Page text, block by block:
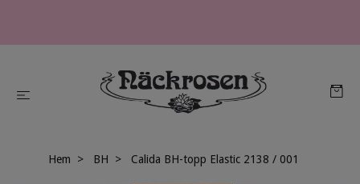
Hem BH Calida BH-topp Elastic 2138 / 001